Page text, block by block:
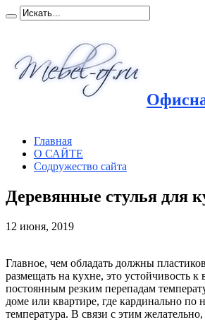
Главная
О САЙТЕ
Содружество сайта
Деревянные стулья для
12 июня, 2019
Главное, чем обладать должны
размещать на кухне, это устойчивость к
постоянным резким перепадам
доме или квартире, где кардинально по
температура. В связи с этим